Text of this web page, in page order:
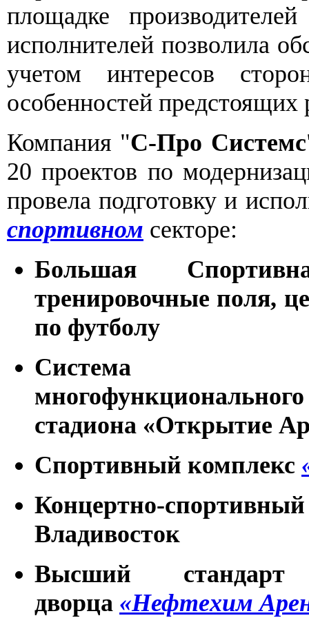
площадке
исполнителей позволила
учетом интересов
особенностей
Компания "С-Про Системс
20 проектов по
провела подготовку и
спортивном секторе:
Большая
тренировочные поля,
по футболу
Система
стадиона «Открытие
Спортивный комплекс
Концертно-
Владивосток
Высший
дворца «Нефтехим